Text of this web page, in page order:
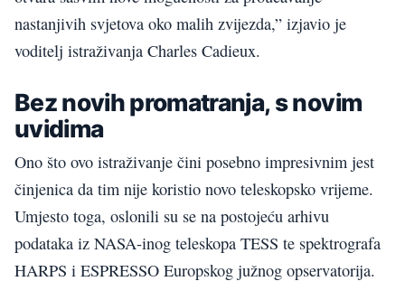
nastanjivih svjetova oko malih zvijezda,” izjavio je
voditelj istraživanja Charles Cadieux.
Bez novih promatranja, s novim
uvidima
Ono što ovo istraživanje čini posebno impresivnim jest
činjenica da tim nije koristio novo teleskopsko vrijeme.
Umjesto toga, oslonili su se na postojeću arhivu
podataka iz NASA-inog teleskopa TESS te spektrografa
HARPS i ESPRESSO Europskog južnog opservatorija.